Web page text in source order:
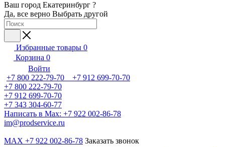
Ваш город Екатеринбург ?
Да, все верно Выбрать другой
Избранные товары 0
Корзина 0
Войти
+7 800 222-79-70 +7 912 699-70-70
+7 800 222-79-70
+7 912 699-70-70
+7 343 304-60-77
Написать в Max: +7 922 002-86-78
im@prodservice.ru
MAX +7 922 002-86-78 Заказать звонок